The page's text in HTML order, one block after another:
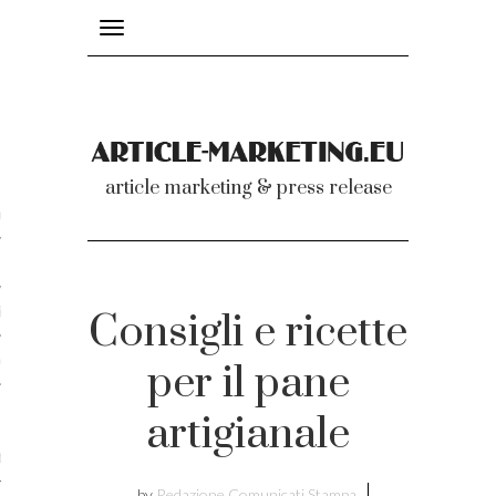
Toggle
navigation
article marketing & press release
Consigli e ricette
per il pane
artigianale